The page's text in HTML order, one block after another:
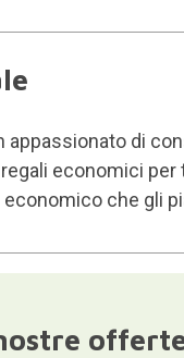
di
economici
che gli